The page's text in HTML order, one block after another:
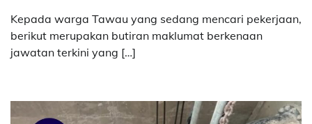
Kepada warga Tawau yang sedang mencari pekerjaan,
berikut merupakan butiran maklumat berkenaan
jawatan terkini yang […]